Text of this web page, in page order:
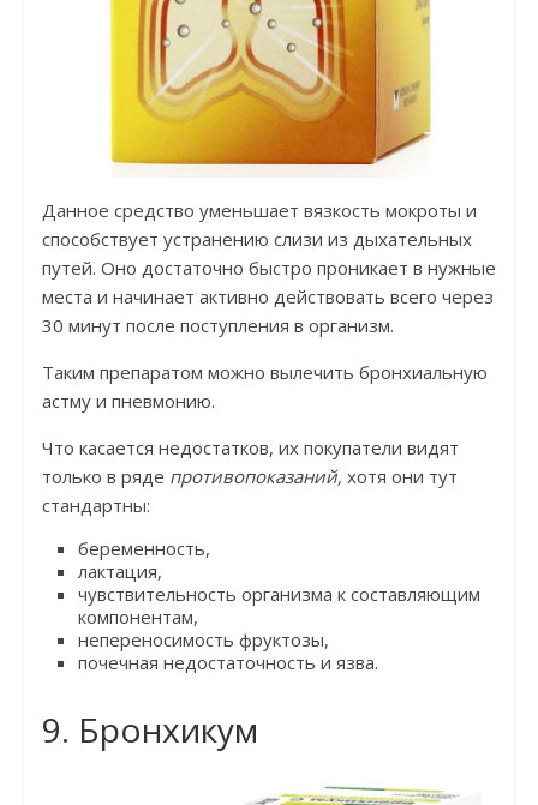
Данное средство уменьшает вязкость мокроты и
способствует устранению слизи из дыхательных
путей. Оно достаточно быстро проникает в нужные
места и начинает активно действовать всего через
30 минут после поступления в организм.
Таким препаратом можно вылечить бронхиальную
астму и пневмонию.
Что касается недостатков, их покупатели видят
только в ряде противопоказаний, хотя они тут
стандартны:
беременность,
лактация,
чувствительность организма к составляющим
компонентам,
непереносимость фруктозы,
почечная недостаточность и язва.
9. Бронхикум